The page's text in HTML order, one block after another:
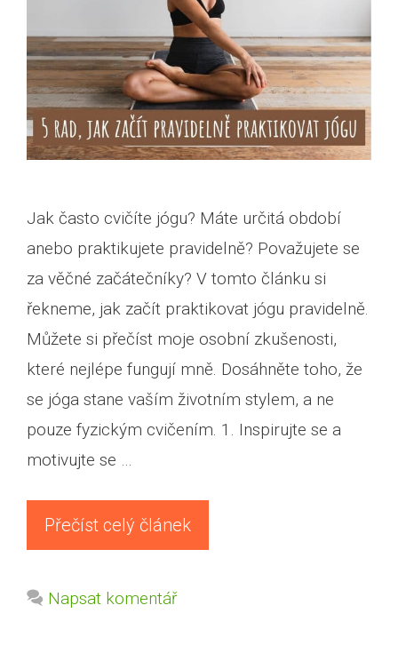
Jak často cvičíte jógu? Máte určitá období
anebo praktikujete pravidelně? Považujete se
za věčné začátečníky? V tomto článku si
řekneme, jak začít praktikovat jógu pravidelně.
Můžete si přečíst moje osobní zkušenosti,
které nejlépe fungují mně. Dosáhněte toho, že
se jóga stane vaším životním stylem, a ne
pouze fyzickým cvičením. 1. Inspirujte se a
motivujte se …
Přečíst celý článek
Napsat komentář